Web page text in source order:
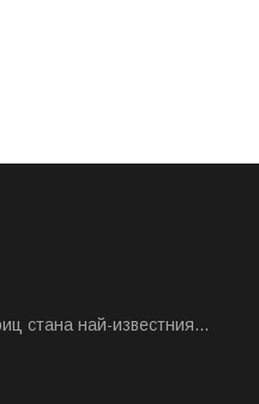
стана най-известния...